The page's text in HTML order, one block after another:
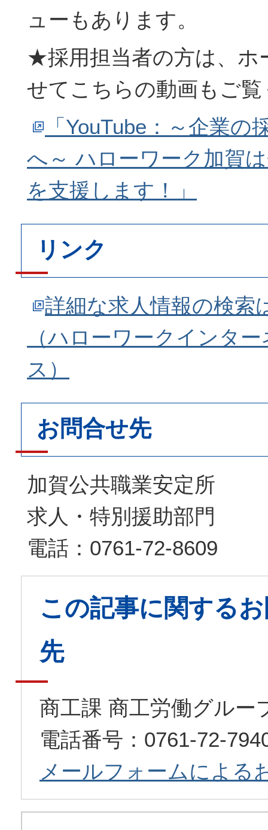
ューもあります。
★採用担当者の方は、ホ
せてこちらの動画もご
「YouTube：～企業の
へ～ ハローワーク加賀
を支援します！」
リンク
詳細な求人情報の検索
（ハローワークインタ
ス）
お問合せ先
加賀公共職業安定所
求人・特別援助部門
電話：0761-72-8609
この記事に関する
先
商工課 商工労働グルー
電話番号：0761-72-
メールフォームによる